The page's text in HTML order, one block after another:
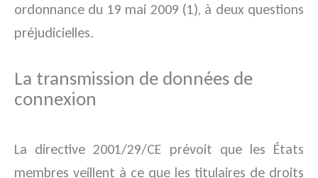
ordonnance du 19 mai 2009 (1), à deux questions
préjudicielles.
La transmission de données de
connexion
La directive 2001/29/CE prévoit que les États
membres veillent à ce que les titulaires de droits